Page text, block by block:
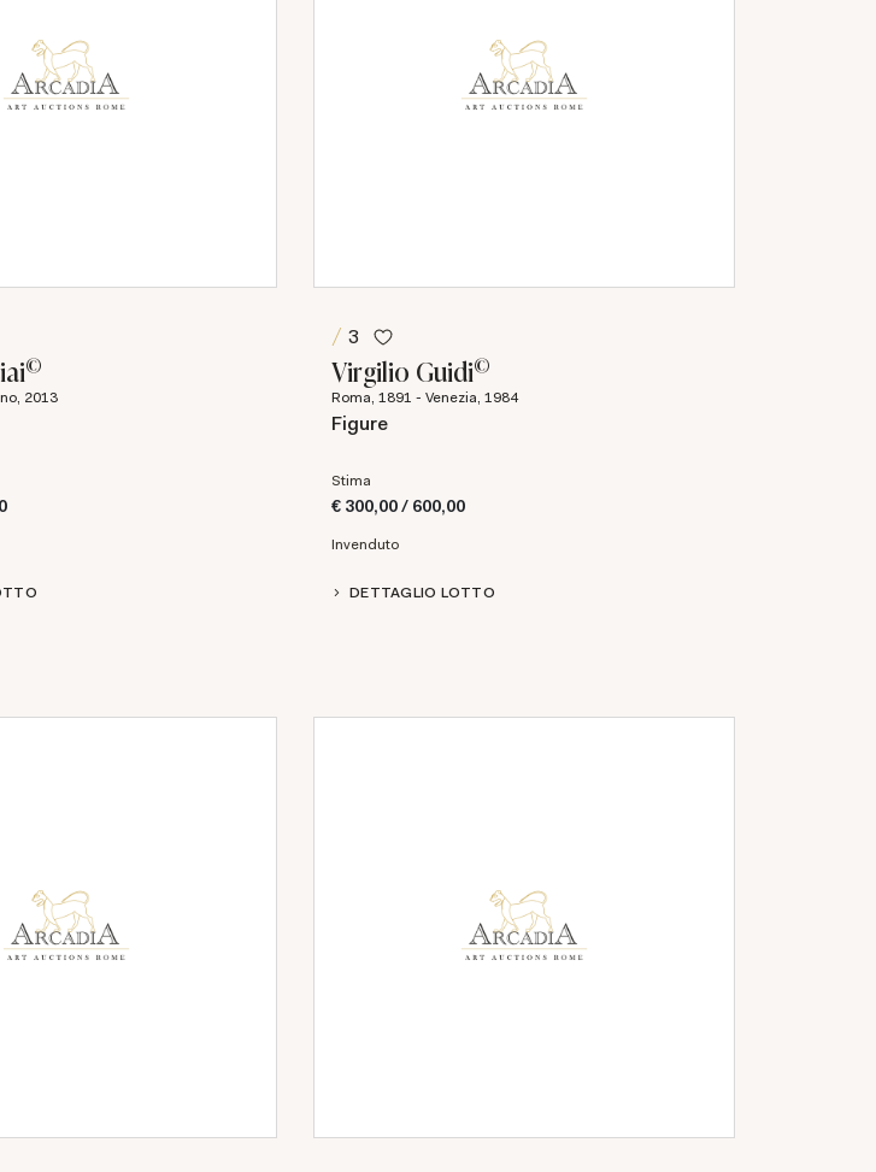
©
2013
3
Virgilio Guidi©
Roma, 1891 - Venezia, 1984
Figure
Stima
€ 300,00 / 600,00
Invenduto
DETTAGLIO LOTTO